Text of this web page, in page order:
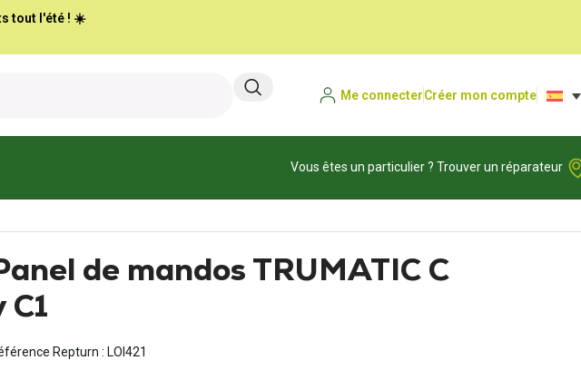
tout l'été ! ☀️
Me connecterCréer mon compte
Vous êtes un particulier ? Trouver un réparateur
de mandos TRUMATIC C
C1
Repturn : LOI421